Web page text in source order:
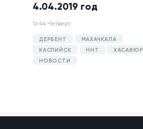
4.04.2019 год
16:44 Четверг
ДЕРБЕНТ
МАХАЧКАЛА
КАСПИЙСК
ННТ
НОВОСТИ